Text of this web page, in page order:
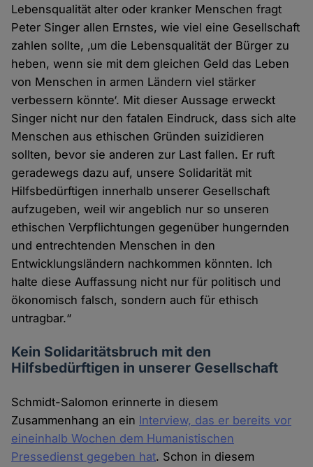
Lebensqualität alter oder kranker Menschen fragt
Peter Singer allen Ernstes, wie viel eine Gesellschaft
zahlen sollte, ‚um die Lebensqualität der Bürger zu
heben, wenn sie mit dem gleichen Geld das Leben
von Menschen in armen Ländern viel stärker
verbessern könnte‘. Mit dieser Aussage erweckt
Singer nicht nur den fatalen Eindruck, dass sich alte
Menschen aus ethischen Gründen suizidieren
sollten, bevor sie anderen zur Last fallen. Er ruft
geradewegs dazu auf, unsere Solidarität mit
Hilfsbedürftigen innerhalb unserer Gesellschaft
aufzugeben, weil wir angeblich nur so unseren
ethischen Verpflichtungen gegenüber hungernden
und entrechtenden Menschen in den
Entwicklungsländern nachkommen könnten. Ich
halte diese Auffassung nicht nur für politisch und
ökonomisch falsch, sondern auch für ethisch
untragbar.“
Kein Solidaritätsbruch mit den
Hilfsbedürftigen in unserer Gesellschaft
Schmidt-Salomon erinnerte in diesem
Zusammenhang an ein Interview, das er bereits vor
eineinhalb Wochen dem Humanistischen
Pressedienst gegeben hat. Schon in diesem